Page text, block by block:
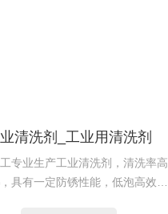
清洗剂_工业用清洗剂
专业生产工业清洗剂，清洗率高
具有一定防锈性能，低泡高效，